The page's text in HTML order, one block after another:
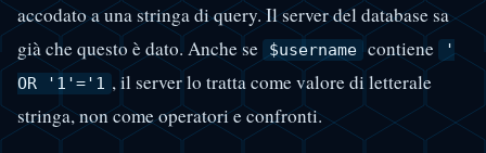
accodato a una stringa di query. Il server del database sa
già che questo è dato. Anche se
$username contiene
'
OR '1'='1 , il server lo tratta come valore di letterale
stringa, non come operatori e confronti.